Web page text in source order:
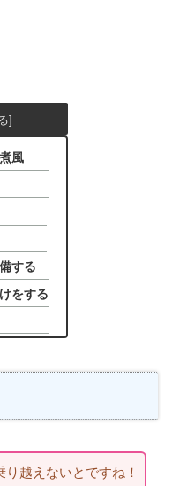
風
する
をする
越えないとですね！